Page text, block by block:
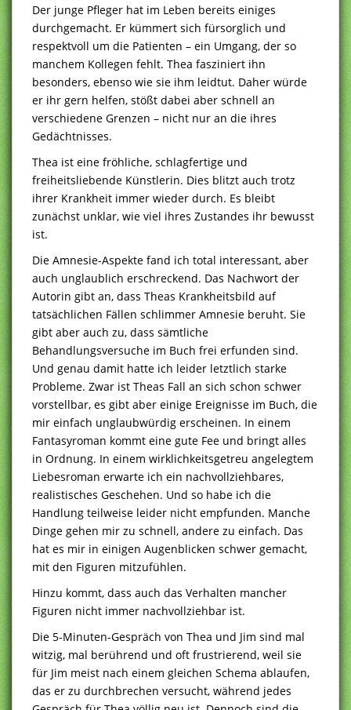
Der junge Pfleger hat im Leben bereits einiges
durchgemacht. Er kümmert sich fürsorglich und
respektvoll um die Patienten – ein Umgang, der so
manchem Kollegen fehlt. Thea fasziniert ihn
besonders, ebenso wie sie ihm leidtut. Daher würde
er ihr gern helfen, stößt dabei aber schnell an
verschiedene Grenzen – nicht nur an die ihres
Gedächtnisses.
Thea ist eine fröhliche, schlagfertige und
freiheitsliebende Künstlerin. Dies blitzt auch trotz
ihrer Krankheit immer wieder durch. Es bleibt
zunächst unklar, wie viel ihres Zustandes ihr bewusst
ist.
Die Amnesie-Aspekte fand ich total interessant, aber
auch unglaublich erschreckend. Das Nachwort der
Autorin gibt an, dass Theas Krankheitsbild auf
tatsächlichen Fällen schlimmer Amnesie beruht. Sie
gibt aber auch zu, dass sämtliche
Behandlungsversuche im Buch frei erfunden sind.
Und genau damit hatte ich leider letztlich starke
Probleme. Zwar ist Theas Fall an sich schon schwer
vorstellbar, es gibt aber einige Ereignisse im Buch, die
mir einfach unglaubwürdig erscheinen. In einem
Fantasyroman kommt eine gute Fee und bringt alles
in Ordnung. In einem wirklichkeitsgetreu angelegtem
Liebesroman erwarte ich ein nachvollziehbares,
realistisches Geschehen. Und so habe ich die
Handlung teilweise leider nicht empfunden. Manche
Dinge gehen mir zu schnell, andere zu einfach. Das
hat es mir in einigen Augenblicken schwer gemacht,
mit den Figuren mitzufühlen.
Hinzu kommt, dass auch das Verhalten mancher
Figuren nicht immer nachvollziehbar ist.
Die 5-Minuten-Gespräch von Thea und Jim sind mal
witzig, mal berührend und oft frustrierend, weil sie
für Jim meist nach einem gleichen Schema ablaufen,
das er zu durchbrechen versucht, während jedes